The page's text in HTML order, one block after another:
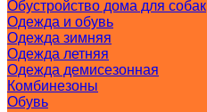
Обустройство дома для собак
Одежда и обувь
Одежда зимняя
Одежда летняя
Одежда демисезонная
Комбинезоны
Обувь